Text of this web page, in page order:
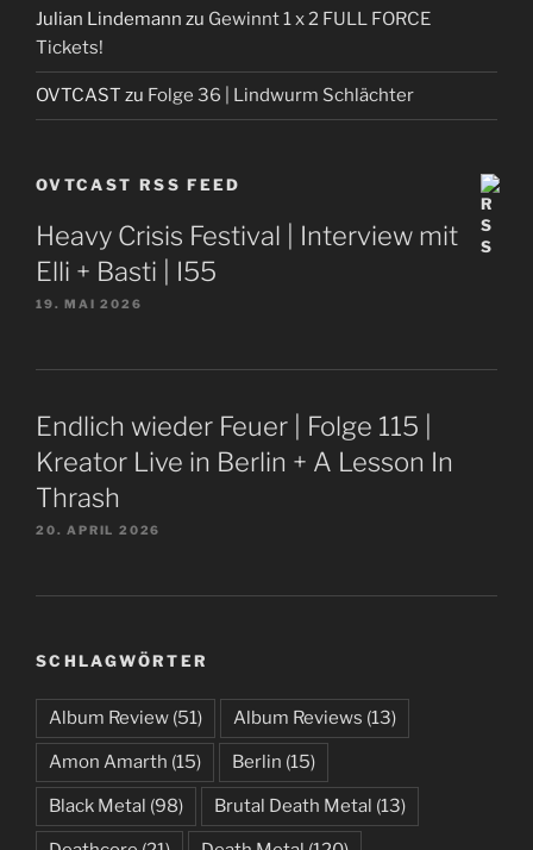
Julian Lindemann zu Gewinnt 1 x 2 FULL FORCE
Tickets!
OVTCAST zu Folge 36 | Lindwurm Schlächter
OVTCAST RSS FEED
Heavy Crisis Festival | Interview mit
Elli + Basti | I55
19. MAI 2026
Endlich wieder Feuer | Folge 115 |
Kreator Live in Berlin + A Lesson In
Thrash
20. APRIL 2026
SCHLAGWÖRTER
Album Review (51) Album Reviews (13)
Amon Amarth (15) Berlin (15)
Black Metal (98) Brutal Death Metal (13)